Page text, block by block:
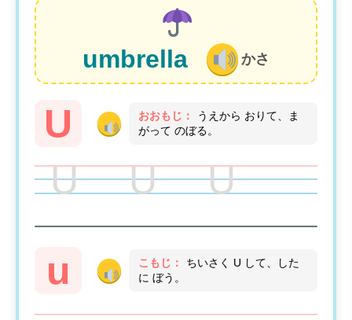
umbrella かさ
U おおもじ：
うえから おりて、ま
がって のぼる。
U U U
u こもじ：
ちいさく U して、した
に ぼう。